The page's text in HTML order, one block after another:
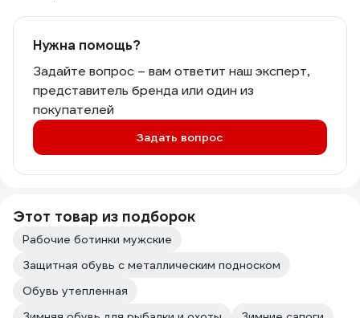
Нужна помощь?
Задайте вопрос – вам ответит наш эксперт,
представитель бренда или один из
покупателей
Задать вопрос
Этот товар из подборок
Рабочие ботинки мужские
Защитная обувь с металлическим подноском
Обувь утепленная